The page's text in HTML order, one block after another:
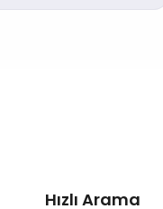
Hızlı Arama